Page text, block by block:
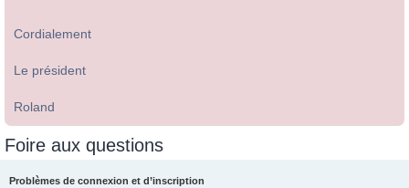
Cordialement
Le président
Roland
Foire aux questions
Problèmes de connexion et d’inscription